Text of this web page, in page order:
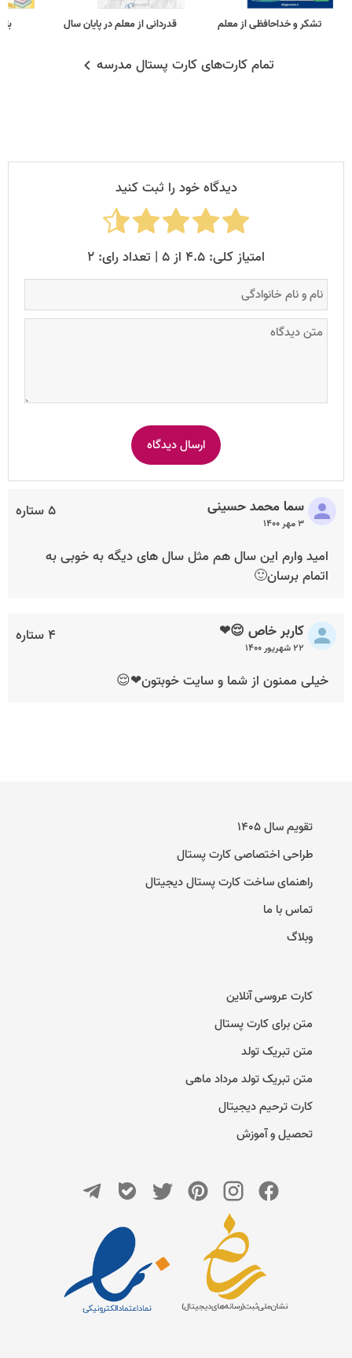
تشکر و خداحافظی از معلم قدردانی از معلم در پایان سال
تمام کارت‌های کارت پستال مدرسه
دیدگاه خود را ثبت کنید
امتیاز کلی: ۴.۵ از ۵ | تعداد رای: ۲
۵ ستاره سما محمد حسینی
۳ مهر ۱۴۰۰
امید وارم این سال هم مثل سال های دیگه به خوبی به
اتمام برسان🙂
۴ ستاره کاربر خاص 😌❤
۲۲ شهریور ۱۴۰۰
خیلی ممنون از شما و سایت خوبتون❤😌
تقویم سال ۱۴۰۵
طراحی اختصاصی کارت پستال
راهنمای ساخت کارت پستال دیجیتال
تماس با ما
وبلاگ
کارت عروسی آنلاین
متن برای کارت پستال
متن تبریک تولد
متن تبریک تولد مرداد ماهی
کارت ترحیم دیجیتال
تحصیل و آموزش